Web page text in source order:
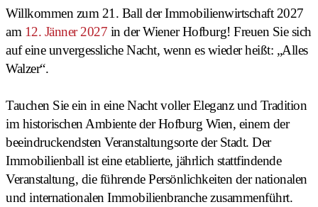
Willkommen zum 21. Ball der Immobilienwirtschaft 2027
am 12. Jänner 2027 in der Wiener Hofburg! Freuen Sie sich
auf eine unvergessliche Nacht, wenn es wieder heißt: „Alles
Walzer“.
Tauchen Sie ein in eine Nacht voller Eleganz und Tradition
im historischen Ambiente der Hofburg Wien, einem der
beeindruckendsten Veranstaltungsorte der Stadt. Der
Immobilienball ist eine etablierte, jährlich stattfindende
Veranstaltung, die führende Persönlichkeiten der nationalen
und internationalen Immobilienbranche zusammenführt.